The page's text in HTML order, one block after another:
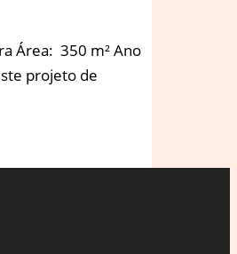
Área: 350 m² Ano
projeto de